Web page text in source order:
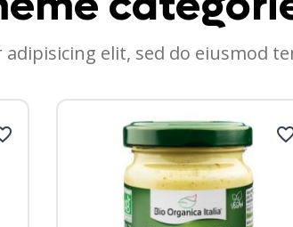
elit, sed do eiusmod